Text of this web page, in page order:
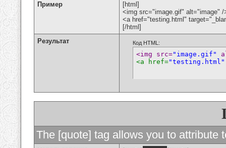
Пример
[html]
<img src="image.gif" alt="image" /
<a href="testing.html"
[/html]
Результат
Код HTML:
<img src="image.gif"
<a href="testing.html"
The [quote] tag allows you to attribute